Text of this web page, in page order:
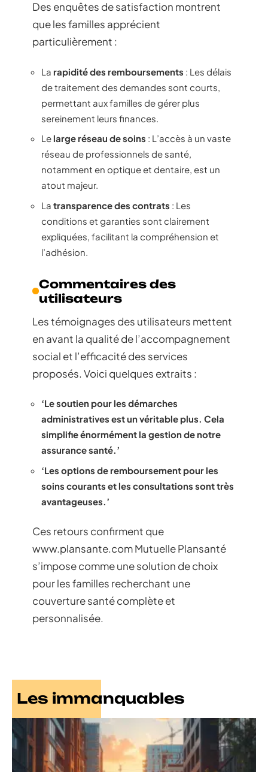
Des enquêtes de satisfaction montrent
que les familles apprécient
particulièrement :
La rapidité des remboursements : Les délais
de traitement des demandes sont courts,
permettant aux familles de gérer plus
sereinement leurs finances.
Le large réseau de soins : L’accès à un vaste
réseau de professionnels de santé,
notamment en optique et dentaire, est un
atout majeur.
La transparence des contrats : Les
conditions et garanties sont clairement
expliquées, facilitant la compréhension et
l’adhésion.
Commentaires des
utilisateurs
Les témoignages des utilisateurs mettent
en avant la qualité de l’accompagnement
social et l’efficacité des services
proposés. Voici quelques extraits :
‘Le soutien pour les démarches
administratives est un véritable plus. Cela
simplifie énormément la gestion de notre
assurance santé.’
‘Les options de remboursement pour les
soins courants et les consultations sont très
avantageuses.’
Ces retours confirment que
www.plansante.com Mutuelle Plansanté
s’impose comme une solution de choix
pour les familles recherchant une
couverture santé complète et
personnalisée.
Les immanquables